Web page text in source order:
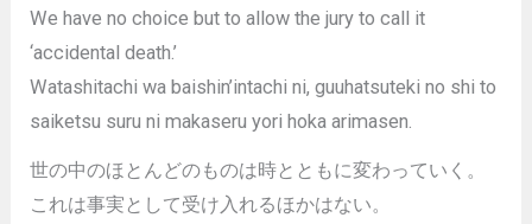
We have no choice but to allow the jury to call it
‘accidental death.’
Watashitachi wa baishin’intachi ni, guuhatsuteki no shi to
saiketsu suru ni makaseru yori hoka arimasen.
世の中のほとんどのものは時とともに変わっていく。
これは事実として受け入れるほかはない。